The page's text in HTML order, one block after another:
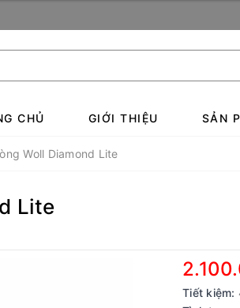
CHỦ GIỚI THIỆU SẢN
Woll Diamond Lite
Lite
Tiết kiệm: